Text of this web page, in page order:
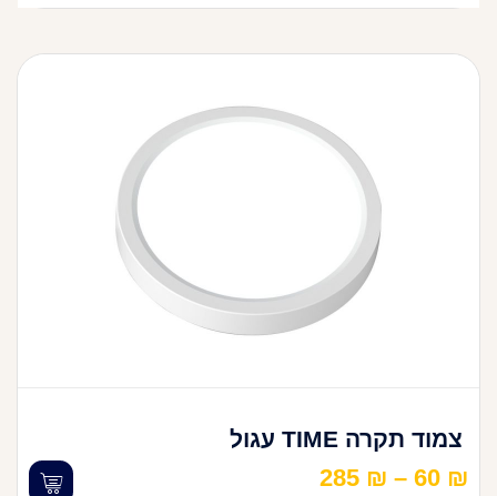
צמוד תקרה TIME עגול
60 ₪
–
285 ₪